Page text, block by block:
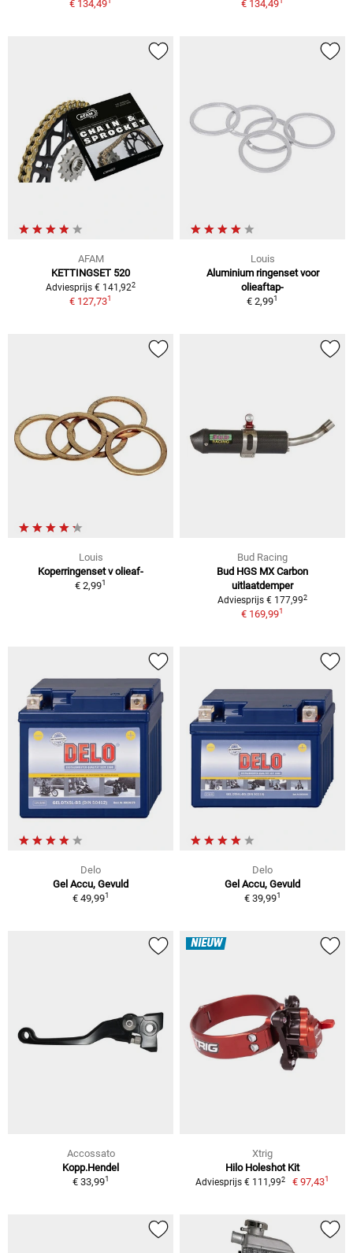
€ 134,49 € 134,49
AFAM
KETTINGSET 520
Adviesprijs € 141,922
€ 127,731
Louis
Aluminium ringenset voor
olieaftap-
€ 2,991
Louis
Koperringenset v olieaf-
€ 2,991
Bud Racing
Bud HGS MX Carbon
uitlaatdemper
Adviesprijs € 177,992
€ 169,991
Delo
Gel Accu, Gevuld
€ 49,991
Delo
Gel Accu, Gevuld
€ 39,991
Accossato
Kopp.Hendel
€ 33,991
NIEUW
Xtrig
Hilo Holeshot Kit
Adviesprijs € 111,992 € 97,431